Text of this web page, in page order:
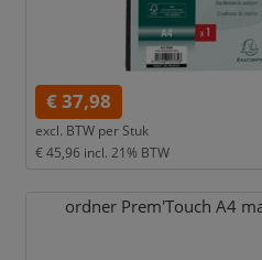
€ 37,98
excl. BTW per Stuk
€ 45,96 incl. 21% BTW
ordner Prem'Touch A4